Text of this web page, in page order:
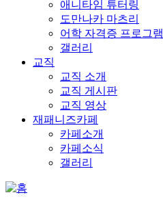
애니타임 튜터링
도만나카 마츠리
어학 자격증 프로그램
갤러리
교직
교직 소개
교직 게시판
교직 영상
재패니즈카페
카페소개
카페소식
갤러리